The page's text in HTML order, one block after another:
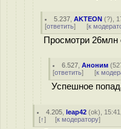
5.237 ,AKTEON (?),
[ответить] [к
Просмотри 26млн
6.527 ,Аноним (
[ответить] [к
Успешное
4.205 ,leap42 (ok),
[↑] [к модератору]